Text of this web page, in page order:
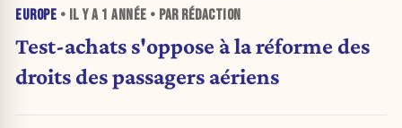
EUROPE • IL Y A 1 ANNÉE • PAR RÉDACTION
Test-achats s'oppose à la réforme des
droits des passagers aériens